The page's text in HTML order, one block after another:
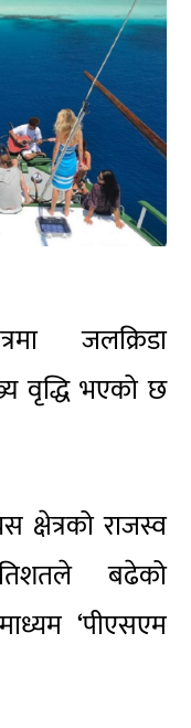
जलक्रिडा
वृद्धि भएको छ
क्षेत्रको राजस्व
बढेको
‘पीएसएम